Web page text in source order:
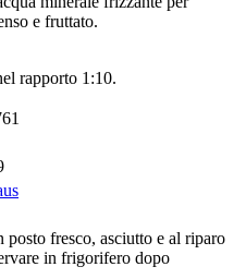
e fruttato.
rapporto 1:10.
posto fresco, asciutto e al riparo
in frigorifero dopo